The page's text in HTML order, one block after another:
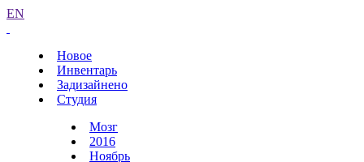
EN
Новое
Инвентарь
Задизайнено
Студия
Мозг
2016
Ноябрь